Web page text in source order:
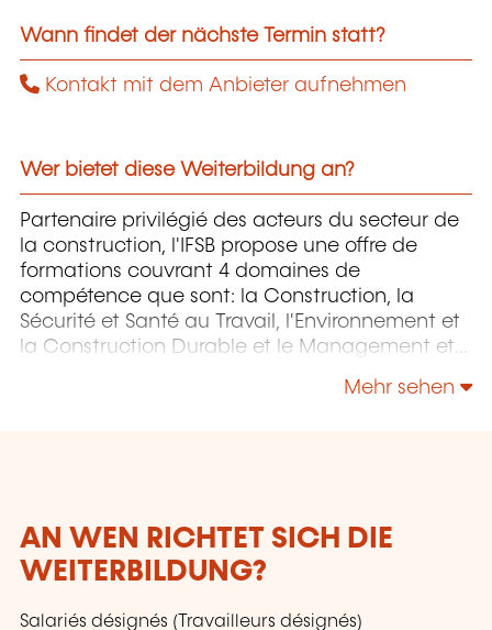
Wann findet der nächste Termin statt?
Kontakt mit dem Anbieter aufnehmen
Wer bietet diese Weiterbildung an?
Partenaire privilégié des acteurs du secteur de
la construction, l'IFSB propose une offre de
formations couvrant 4 domaines de
compétence que sont: la Construction, la
Sécurité et Santé au Travail, l'Environnement et
la Construction Durable et le Management et
Mehr sehen
AN WEN RICHTET SICH DIE
WEITERBILDUNG?
Salariés désignés (Travailleurs désignés)